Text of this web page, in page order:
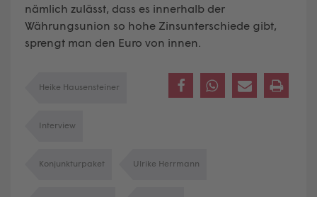
nämlich zulässt, dass es innerhalb der
Währungsunion so hohe Zinsunterschiede gibt,
sprengt man den Euro von innen.
Heike Hausensteiner
Interview
Konjunkturpaket Ulrike Herrmann